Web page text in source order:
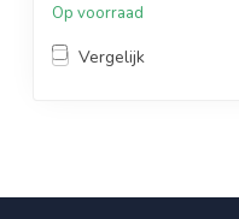
Op voorraad
Vergelijk